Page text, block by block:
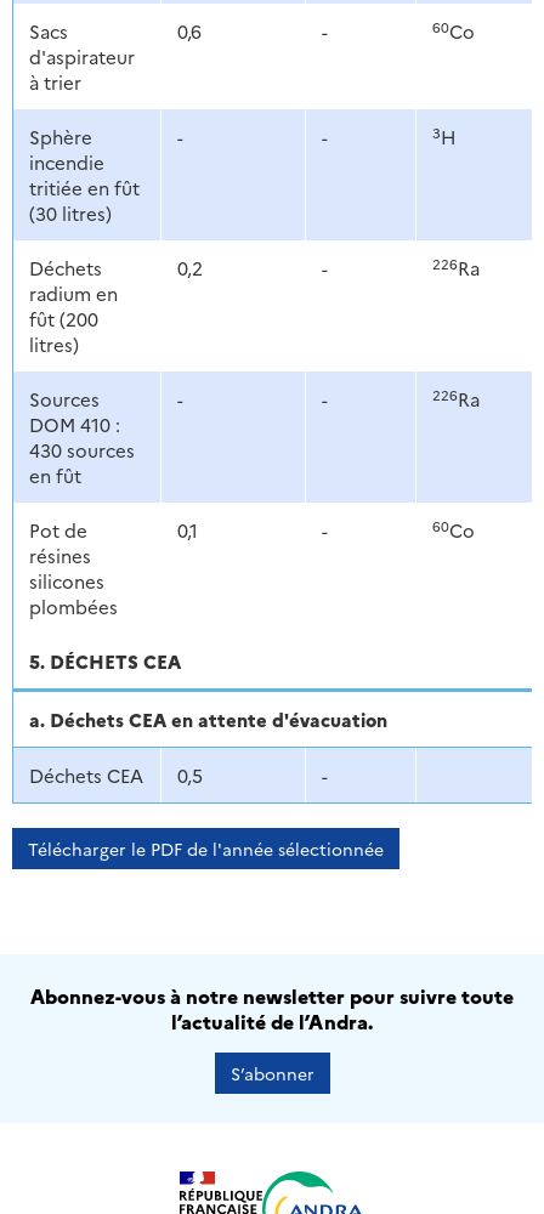
Sacs
d'aspirateur
à trier
0,6 - 60Co
Sphère
incendie
tritiée en fût
(30 litres)
- - 3H
Déchets
radium en
fût (200
litres)
0,2 - 226Ra
Sources
DOM 410 :
430 sources
en fût
- - 226Ra
Pot de
résines
silicones
plombées
0,1 - 60Co
5. DÉCHETS CEA
a. Déchets CEA en attente d'évacuation
Déchets CEA 0,5 -
Télécharger le PDF de l'année sélectionnée
Abonnez-vous à notre newsletter pour suivre toute
l’actualité de l’Andra.
S’abonner